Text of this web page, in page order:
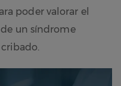
poder valorar el
de un síndrome